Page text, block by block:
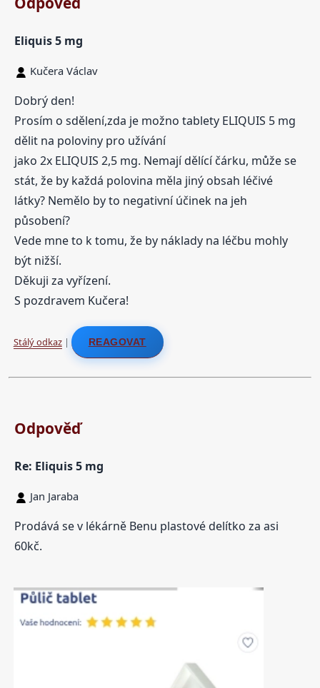
Eliquis 5 mg
Kučera Václav
Dobrý den!
Prosím o sdělení,zda je možno tablety ELIQUIS 5 mg
dělit na poloviny pro užívání
jako 2x ELIQUIS 2,5 mg. Nemají dělící čárku, může se
stát, že by každá polovina měla jiný obsah léčivé
látky? Nemělo by to negativní účinek na jeh
působení?
Vede mne to k tomu, že by náklady na léčbu mohly
být nižší.
Děkuji za vyřízení.
S pozdravem Kučera!
Stálý odkaz| REAGOVAT
Odpověď
Re: Eliquis 5 mg
Jan Jaraba
Prodává se v lékárně Benu plastové delítko za asi
60kč.